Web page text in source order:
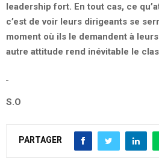
leadership fort. En tout cas, ce
c’est de voir leurs dirigeants se
moment où ils le demandent à
autre attitude rend inévitable le
S.O
PARTAGER